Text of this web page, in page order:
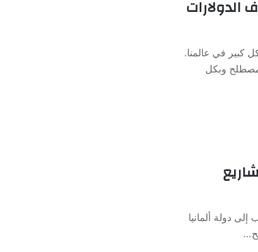
الدولارات
كبير في عالمنا.
وبكل
في ألمانيا (5 مشاريع
دولة ألمانيا